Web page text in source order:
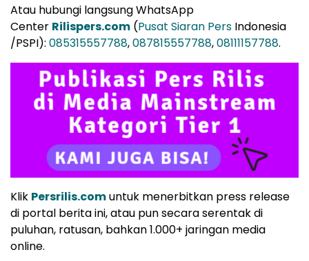
Atau hubungi langsung WhatsApp
Center Rilispers.com (Pusat Siaran Pers Indonesia
/PSPI): 085315557788,087815557788,08111157788.
Klik Persrilis.comuntuk menerbitkan press release
di portal berita ini, atau pun secara serentak di
puluhan, ratusan, bahkan 1.000+ jaringan media
online.